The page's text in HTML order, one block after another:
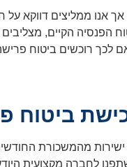
אך אנו ממליצים דווקא
הפנסיה הקיים,
לכך רוכשים ביטוח
ביטוח
ישירות מהמשכורת
לחברה מקצועית